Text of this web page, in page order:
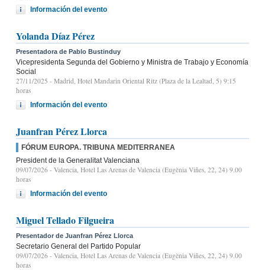
Información del evento
Yolanda Díaz Pérez
Presentadora de Pablo Bustinduy
Vicepresidenta Segunda del Gobierno y Ministra de Trabajo y Economía
Social
27/11/2025 - Madrid, Hotel Mandarin Oriental Ritz (Plaza de la Lealtad, 5) 9:15
horas
Información del evento
Juanfran Pérez Llorca
FÓRUM EUROPA. TRIBUNA MEDITERRANEA
President de la Generalitat Valenciana
09/07/2026 - Valencia, Hotel Las Arenas de Valencia (Eugènia Viñes, 22, 24) 9.00
horas
Información del evento
Miguel Tellado Filgueira
Presentador de Juanfran Pérez Llorca
Secretario General del Partido Popular
09/07/2026 - Valencia, Hotel Las Arenas de Valencia (Eugènia Viñes, 22, 24) 9.00
horas